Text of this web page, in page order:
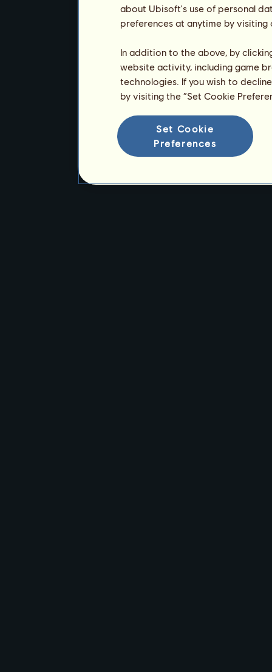
about Ubisoft's use of personal
preferences at anytime by
In addition to the above, by
website activity, including game
technologies. If you wish to
by visiting the “Set Cookie
Set Cookie
Preferences